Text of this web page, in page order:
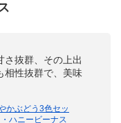
さ抜群、その上出
相性抜群で、美味
かぶどう3色セッ
ハニービーナス